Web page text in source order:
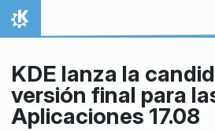
Ir al contenido
Inicio
KDE lanza la
versión final para
Aplicaciones 17.08